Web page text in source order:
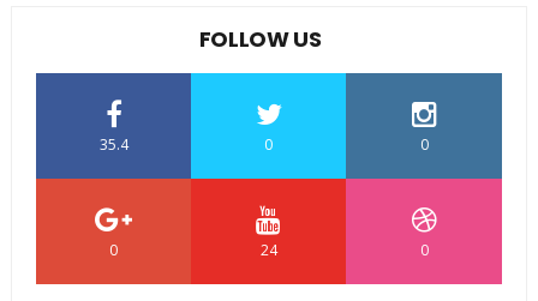
FOLLOW US
35.4 0 0
0 24 0